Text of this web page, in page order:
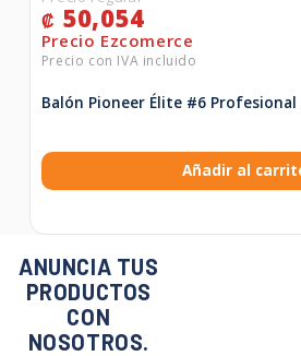
₡ 50,054
Balón Pioneer Élite #6
Añadir al
ANUNCIA TUS
PRODUCTOS
CON
NOSOTROS.